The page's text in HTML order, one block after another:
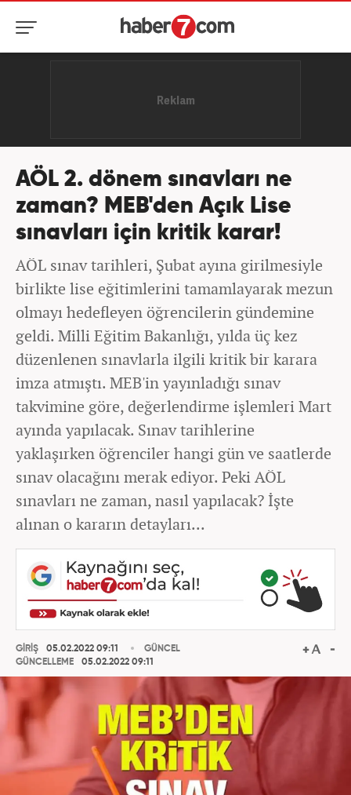
AÖL 2. dönem sınavları ne
zaman? MEB'den Açık Lise
sınavları için kritik karar!
AÖL sınav tarihleri, Şubat ayına girilmesiyle
birlikte lise eğitimlerini tamamlayarak mezun
olmayı hedefleyen öğrencilerin gündemine
geldi. Milli Eğitim Bakanlığı, yılda üç kez
düzenlenen sınavlarla ilgili kritik bir karara
imza atmıştı. MEB'in yayınladığı sınav
takvimine göre, değerlendirme işlemleri Mart
ayında yapılacak. Sınav tarihlerine
yaklaşırken öğrenciler hangi gün ve saatlerde
sınav olacağını merak ediyor. Peki AÖL
sınavları ne zaman, nasıl yapılacak? İşte
alınan o kararın detayları...
GİRİŞ
05.02.2022 09:11
GÜNCELLEME
05.02.2022 09:11
GÜNCEL